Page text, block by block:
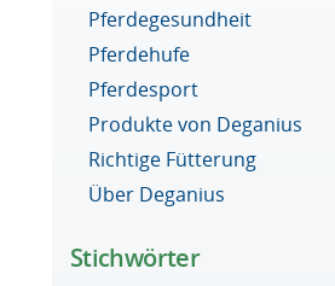
Pferdegesundheit
Pferdehufe
Pferdesport
Produkte von Deganius
Richtige Fütterung
Über Deganius
Stichwörter